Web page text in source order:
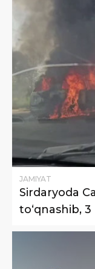
JAMIYAT
Sirdaryoda
to‘qnashib,